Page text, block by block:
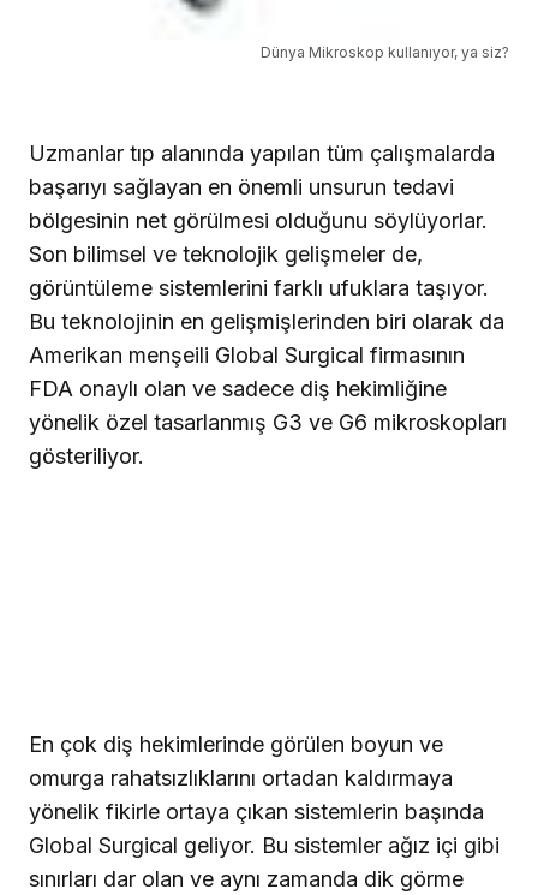
Dünya Mikroskop kullanıyor, ya siz?
Uzmanlar tıp alanında yapılan tüm çalışmalarda
başarıyı sağlayan en önemli unsurun tedavi
bölgesinin net görülmesi olduğunu söylüyorlar.
Son bilimsel ve teknolojik gelişmeler de,
görüntüleme sistemlerini farklı ufuklara taşıyor.
Bu teknolojinin en gelişmişlerinden biri olarak da
Amerikan menşeili Global Surgical firmasının
FDA onaylı olan ve sadece diş hekimliğine
yönelik özel tasarlanmış G3 ve G6 mikroskopları
gösteriliyor.
En çok diş hekimlerinde görülen boyun ve
omurga rahatsızlıklarını ortadan kaldırmaya
yönelik fikirle ortaya çıkan sistemlerin başında
Global Surgical geliyor. Bu sistemler ağız içi gibi
sınırları dar olan ve aynı zamanda dik görme